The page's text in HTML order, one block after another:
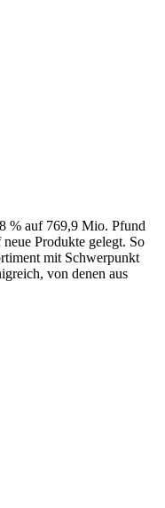
% auf 769,9 Mio. Pfund
Produkte gelegt. So
mit Schwerpunkt
von denen aus